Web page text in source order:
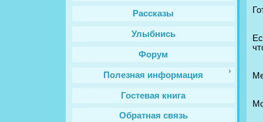
Рассказы
Улыбнись
Форум
Полезная информация
Гостевая книга
Обратная связь